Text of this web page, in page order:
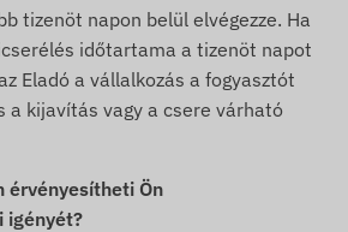
tizenöt napon belül elvégezze. Ha
időtartama a tizenöt napot
Eladó a vállalkozás a fogyasztót
kijavítás vagy a csere várható
érvényesítheti Ön
igényét?